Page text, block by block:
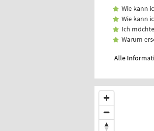
Wie kann
Wie kann
Ich
Warum
Alle